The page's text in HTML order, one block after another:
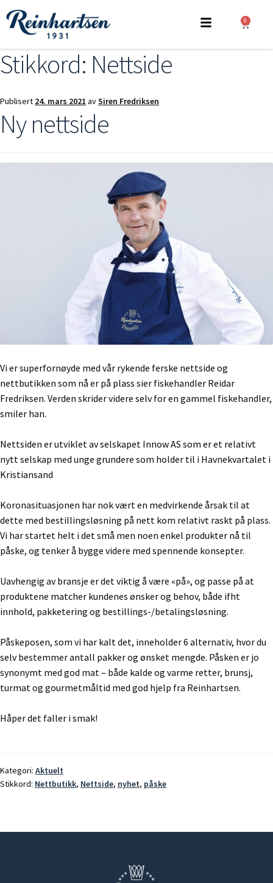
0
Stikkord: Nettside
Publisert 24. mars 2021 avSiren Fredriksen
Ny nettside
Vi er superfornøyde med vår rykende ferske nettside og
nettbutikken som nå er på plass sier fiskehandler Reidar
Fredriksen. Verden skrider videre selv for en gammel fiskehandler,
smiler han.
Nettsiden er utviklet av selskapet Innow AS som er et relativt
nytt selskap med unge grundere som holder til i Havnekvartalet i
Kristiansand
Koronasituasjonen har nok vært en medvirkende årsak til at
dette med bestillingsløsning på nett kom relativt raskt på plass.
Vi har startet helt i det små men noen enkel produkter nå til
påske, og tenker å bygge videre med spennende konsepter.
Uavhengig av bransje er det viktig å være «på», og passe på at
produktene matcher kundenes ønsker og behov, både ifht
innhold, pakketering og bestillings-/betalingsløsning.
Påskeposen, som vi har kalt det, inneholder 6 alternativ, hvor du
selv bestemmer antall pakker og ønsket mengde. Påsken er jo
synonymt med god mat – både kalde og varme retter, brunsj,
turmat og gourmetmåltid med god hjelp fra Reinhartsen.
Håper det faller i smak!
Kategori: Aktuelt
Stikkord: Nettbutikk, Nettside, nyhet, påske